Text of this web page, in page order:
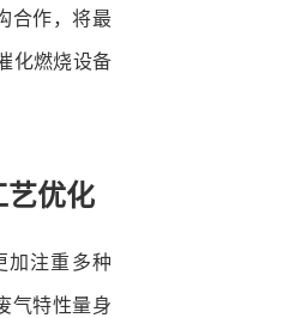
合作，将最
化燃烧设备
艺优化
加注重多种
气特性量身